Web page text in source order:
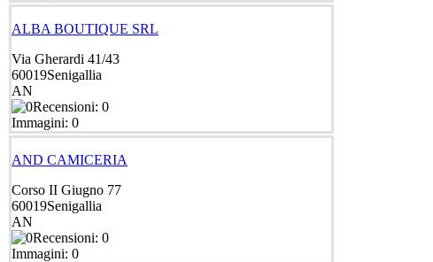
ALBA BOUTIQUE SRL
Via Gherardi 41/43
60019Senigallia
AN
Recensioni: 0
Immagini: 0
AND CAMICERIA
Corso II Giugno 77
60019Senigallia
AN
Recensioni: 0
Immagini: 0